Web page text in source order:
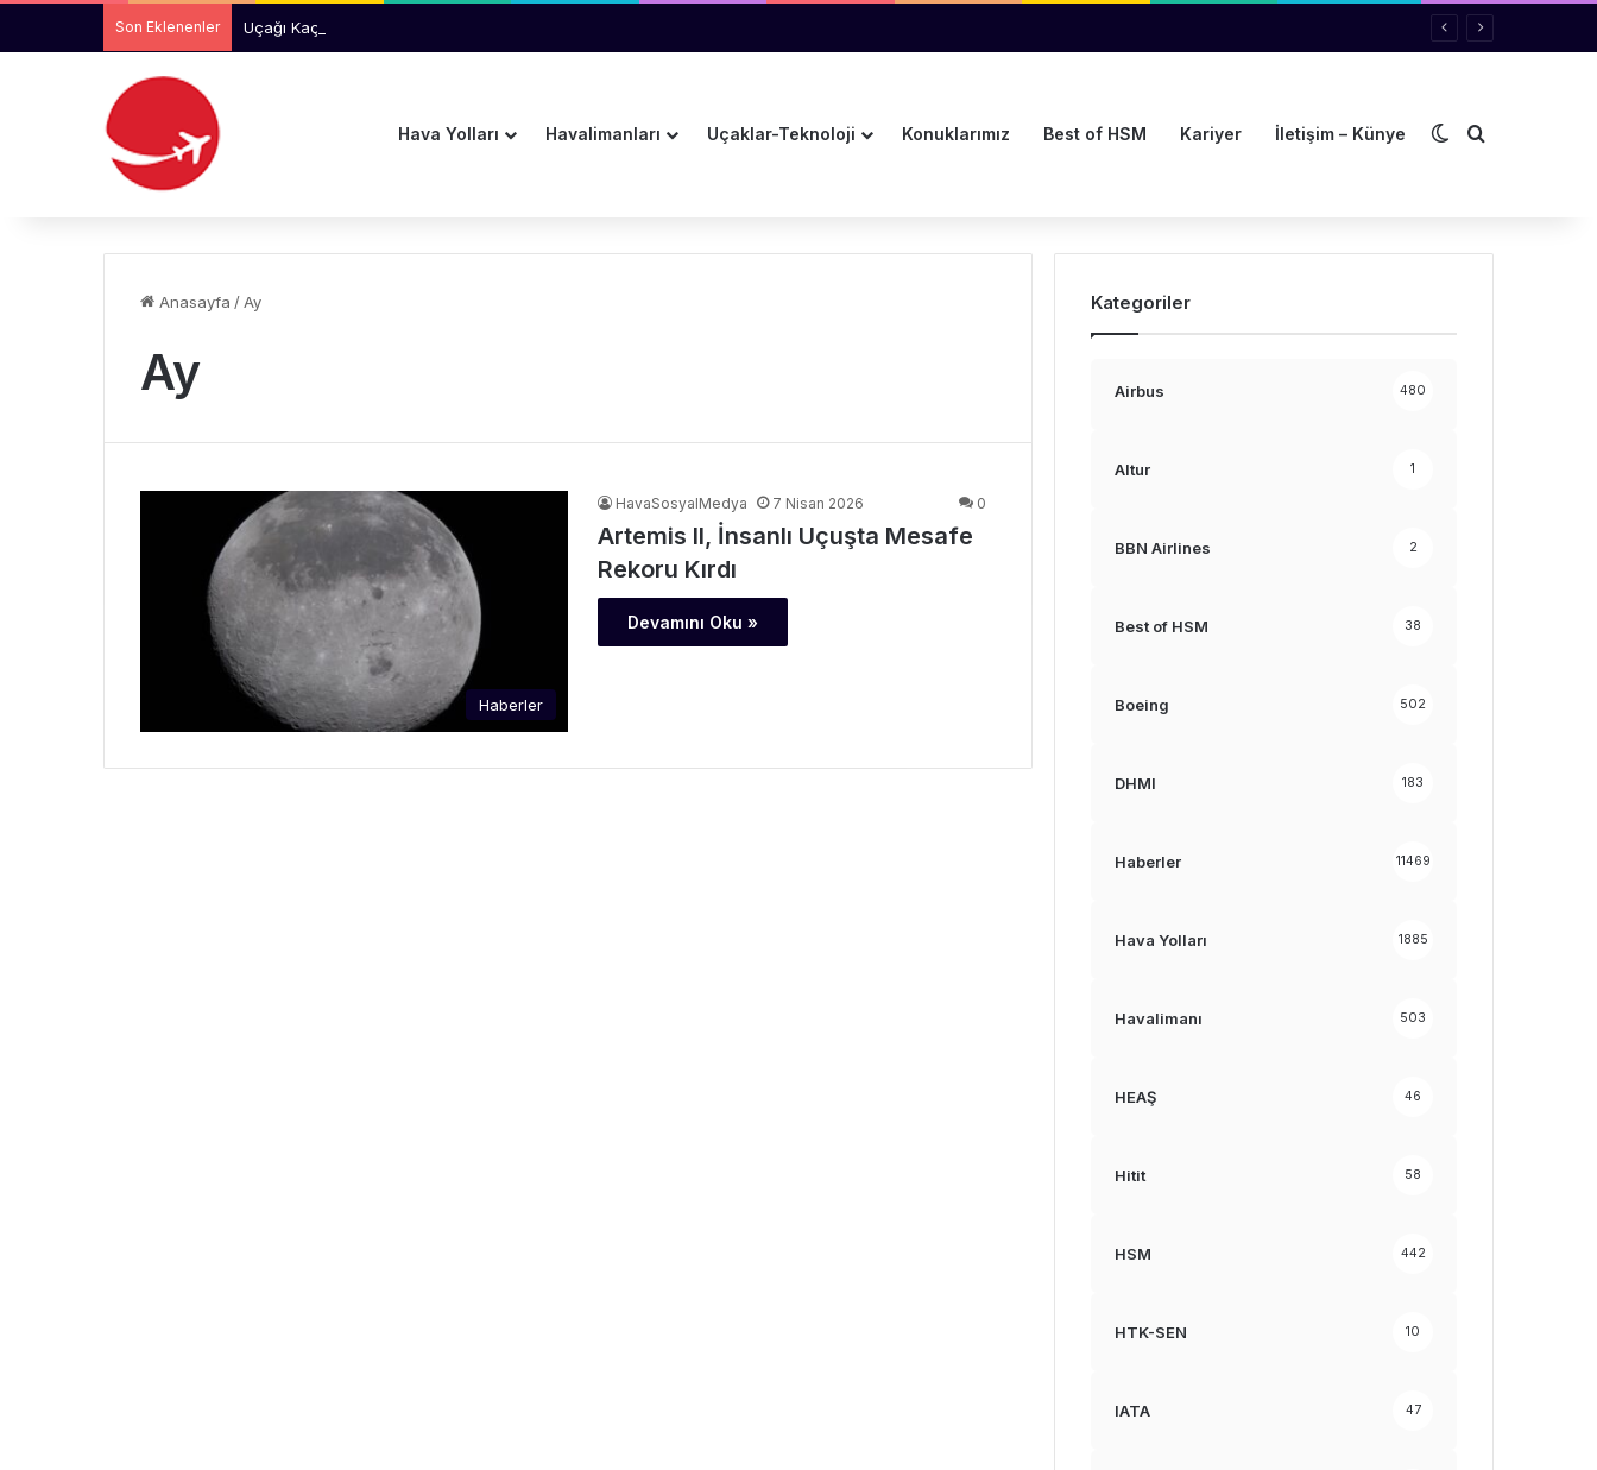
Son Eklenenler Uçağı Kaçıran İki Yolcu Aprona Girerek Uçağa Koştu
Hava Yolları Havalimanları Uçaklar-Teknoloji Konuklarımız Best of HSM Kariyer İletişim – Künye Dış görünümü
Arama yap
Anasayfa /Ay
Ay
Haberler
HavaSosyalMedya 7 Nisan 2026 0
Artemis II, İnsanlı Uçuşta Mesafe
Rekoru Kırdı
Devamını Oku »
Kategoriler
Airbus 480
Altur 1
BBN Airlines 2
Best of HSM 38
Boeing 502
DHMI 183
Haberler 11469
Hava Yolları 1885
Havalimanı 503
HEAŞ 46
Hitit 58
HSM 442
HTK-SEN 10
IATA 47